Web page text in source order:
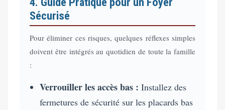
Sécurisé
Pour éliminer ces risques, quelques réflexes simples
doivent être intégrés au quotidien de toute la famille
:
Verrouiller les accès bas : Installez des
fermetures de sécurité sur les placards bas